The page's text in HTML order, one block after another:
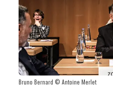
Bruno Bernard © Antoine Merlet